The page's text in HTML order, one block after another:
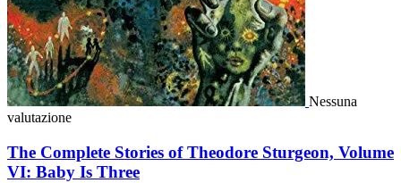
Nessuna
valutazione
The Complete Stories of Theodore Sturgeon, Volume
VI: Baby Is Three